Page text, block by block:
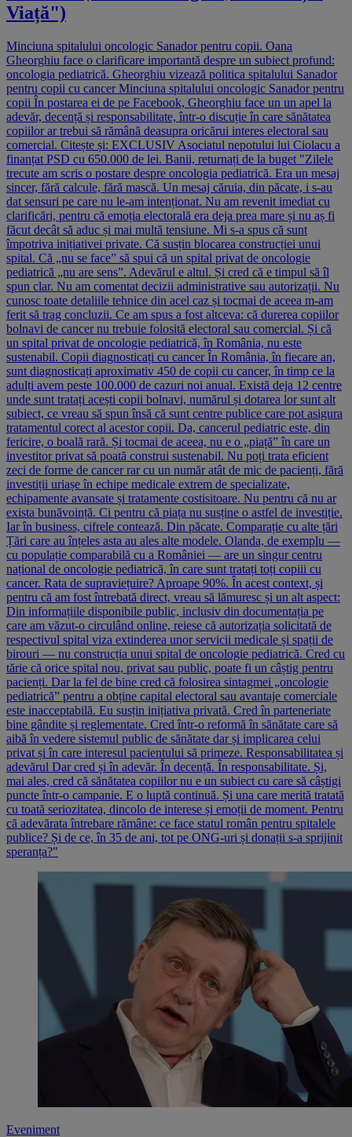
Viață")
Minciuna spitalului oncologic Sanador pentru copii. Oana
Gheorghiu face o clarificare importantă despre un subiect profund:
oncologia pediatrică. Gheorghiu vizează politica spitalului Sanador
pentru copii cu cancer Minciuna spitalului oncologic Sanador pentru
copii În postarea ei de pe Facebook, Gheorghiu face un un apel la
adevăr, decență și responsabilitate, într-o discuție în care sănătatea
copiilor ar trebui să rămână deasupra oricărui interes electoral sau
comercial. Citește și: EXCLUSIV Asociatul nepotului lui Ciolacu a
finanțat PSD cu 650.000 de lei. Banii, returnați de la buget "Zilele
trecute am scris o postare despre oncologia pediatrică. Era un mesaj
sincer, fără calcule, fără mască. Un mesaj căruia, din păcate, i s-au
dat sensuri pe care nu le-am intenționat. Nu am revenit imediat cu
clarificări, pentru că emoția electorală era deja prea mare și nu aș fi
făcut decât să aduc și mai multă tensiune. Mi s-a spus că sunt
împotriva inițiativei private. Că susțin blocarea construcției unui
spital. Că „nu se face” să spui că un spital privat de oncologie
pediatrică „nu are sens”. Adevărul e altul. Și cred că e timpul să îl
spun clar. Nu am comentat decizii administrative sau autorizații. Nu
cunosc toate detaliile tehnice din acel caz și tocmai de aceea m-am
ferit să trag concluzii. Ce am spus a fost altceva: că durerea copiilor
bolnavi de cancer nu trebuie folosită electoral sau comercial. Și că
un spital privat de oncologie pediatrică, în România, nu este
sustenabil. Copii diagnosticați cu cancer În România, în fiecare an,
sunt diagnosticați aproximativ 450 de copii cu cancer, în timp ce la
adulți avem peste 100.000 de cazuri noi anual. Există deja 12 centre
unde sunt tratați acești copii bolnavi, numărul și dotarea lor sunt alt
subiect, ce vreau să spun însă că sunt centre publice care pot asigura
tratamentul corect al acestor copii. Da, cancerul pediatric este, din
fericire, o boală rară. Și tocmai de aceea, nu e o „piață” în care un
investitor privat să poată construi sustenabil. Nu poți trata eficient
zeci de forme de cancer rar cu un număr atât de mic de pacienți, fără
investiții uriașe în echipe medicale extrem de specializate,
echipamente avansate și tratamente costisitoare. Nu pentru că nu ar
exista bunăvoință. Ci pentru că piața nu susține o astfel de investiție.
Iar în business, cifrele contează. Din păcate. Comparație cu alte țări
Țări care au înțeles asta au ales alte modele. Olanda, de exemplu —
cu populație comparabilă cu a României — are un singur centru
național de oncologie pediatrică, în care sunt tratați toți copiii cu
cancer. Rata de supraviețuire? Aproape 90%. În acest context, și
pentru că am fost întrebată direct, vreau să lămuresc și un alt aspect:
Din informațiile disponibile public, inclusiv din documentația pe
care am văzut-o circulând online, reiese că autorizația solicitată de
respectivul spital viza extinderea unor servicii medicale și spații de
birouri — nu construcția unui spital de oncologie pediatrică. Cred cu
tărie că orice spital nou, privat sau public, poate fi un câștig pentru
pacienți. Dar la fel de bine cred că folosirea sintagmei „oncologie
pediatrică” pentru a obține capital electoral sau avantaje comerciale
este inacceptabilă. Eu susțin inițiativa privată. Cred în parteneriate
bine gândite și reglementate. Cred într-o reformă în sănătate care să
aibă în vedere sistemul public de sănătate dar și implicarea celui
privat și în care interesul pacientului să primeze. Responsabilitatea și
adevărul Dar cred și în adevăr. În decență. În responsabilitate. Și,
mai ales, cred că sănătatea copiilor nu e un subiect cu care să câștigi
puncte într-o campanie. E o luptă continuă. Și una care merită tratată
cu toată seriozitatea, dincolo de interese și emoții de moment. Pentru
că adevărata întrebare rămâne: ce face statul român pentru spitalele
publice? Și de ce, în 35 de ani, tot pe ONG-uri și donații s-a sprijinit
speranța?"
Eveniment